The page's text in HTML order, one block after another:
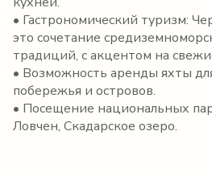
• Гастрономический туризм:
это сочетание
традиций, с акцентом на
• Возможность аренды яхты
побережья и островов.
• Посещение национальных
Ловчен, Скадарское озеро.